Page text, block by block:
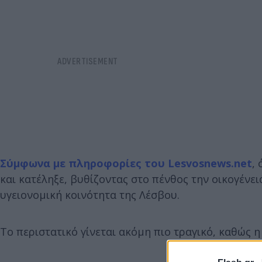
Σύμφωνα με πληροφορίες του Lesvosnews.net,
και κατέληξε, βυθίζοντας στο πένθος την
υγειονομική κοινότητα της Λέσβου.
Το περιστατικό γίνεται ακόμη πιο τραγικό, καθώς